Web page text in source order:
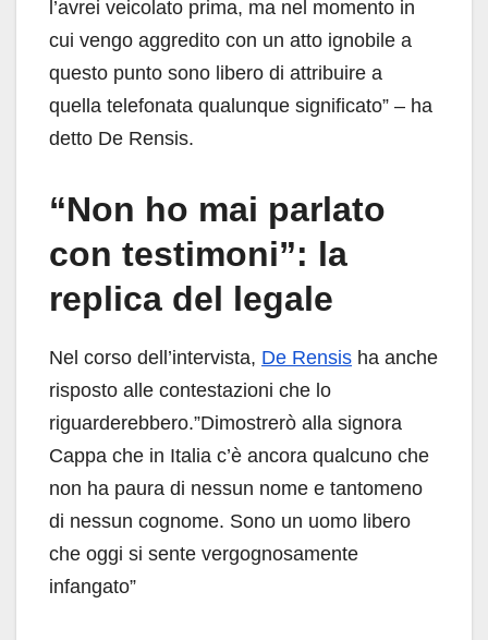
l’avrei veicolato prima, ma nel momento in
cui vengo aggredito con un atto ignobile a
questo punto sono libero di attribuire a
quella telefonata qualunque significato” – ha
detto De Rensis.
“Non ho mai parlato
con testimoni”: la
replica del legale
Nel corso dell’intervista, De Rensis ha anche
risposto alle contestazioni che lo
riguarderebbero.”Dimostrerò alla signora
Cappa che in Italia c’è ancora qualcuno che
non ha paura di nessun nome e tantomeno
di nessun cognome. Sono un uomo libero
che oggi si sente vergognosamente
infangato”